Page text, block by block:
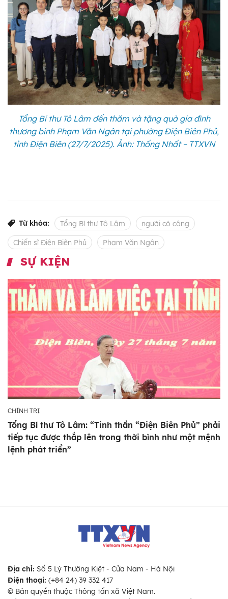
Tổng Bí thư Tô Lâm đến thăm và tặng quà gia đình
thương binh Phạm Văn Ngân tại phường Điện Biên Phủ,
tỉnh Điện Biên (27/7/2025). Ảnh: Thống Nhất – TTXVN
Từ khóa: Tổng Bí thư Tô Lâm người có công
Chiến sĩ Điện Biên Phủ Phạm Văn Ngân
SỰ KIỆN
CHÍNH TRỊ
Tổng Bí thư Tô Lâm: “Tinh thần “Điện Biên Phủ” phải
tiếp tục được thắp lên trong thời bình như một mệnh
lệnh phát triển”
Địa chỉ: Số 5 Lý Thường Kiệt - Cửa Nam - Hà Nội
Điện thoại: (+84 24) 39 332 417
© Bản quyền thuộc Thông tấn xã Việt Nam.